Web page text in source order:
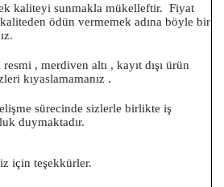
kaliteyi sunmakla mükelleftir. Fiyat
kaliteden ödün vermemek adına böyle bir
, merdiven altı , kayıt dışı ürün
kıyaslamamanız .
sürecinde sizlerle birlikte iş
duymaktadır.
için teşekkürler.